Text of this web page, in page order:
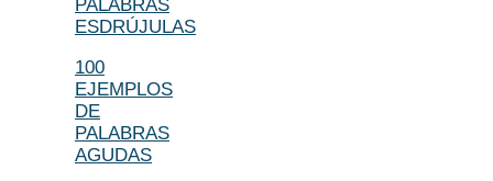
PALABRAS
ESDRÚJULAS
100
EJEMPLOS
DE
PALABRAS
AGUDAS